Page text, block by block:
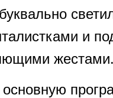
и
жестами.